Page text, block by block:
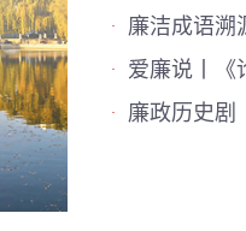
· 廉洁成语溯
· 爱廉说丨《
· 廉政历史剧